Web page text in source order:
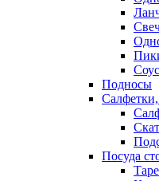
Подносы
Салфетки,
Посуда